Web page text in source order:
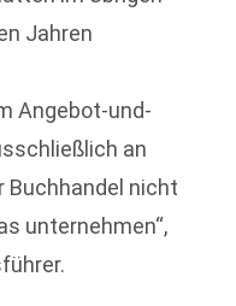
Jahren
Angebot-und-
an
Buchhandel nicht
unternehmen“,